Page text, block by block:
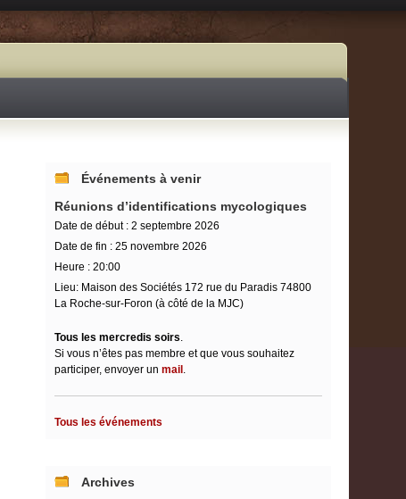
Événements à venir
Réunions d’identifications mycologiques
Date de début : 2 septembre 2026
Date de fin : 25 novembre 2026
Heure : 20:00
Lieu: Maison des Sociétés 172 rue du Paradis 74800
La Roche-sur-Foron (à côté de la MJC)
Tous les mercredis soirs.
Si vous n’êtes pas membre et que vous souhaitez
participer, envoyer un mail .
Tous les événements
Archives